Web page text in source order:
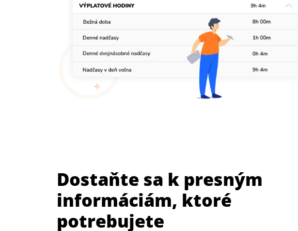
Dostaňte sa k presným
informáciám, ktoré
potrebujete